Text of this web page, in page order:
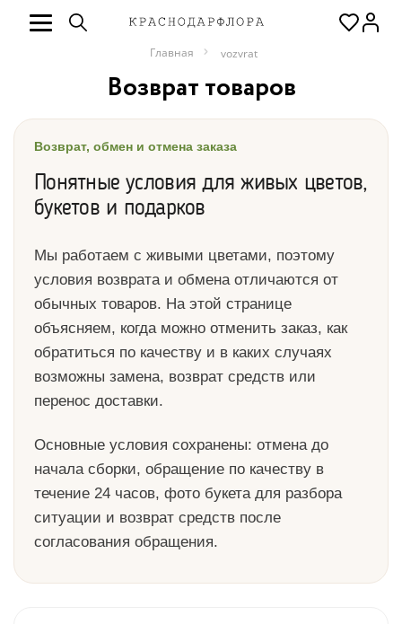
Главная vozvrat
Возврат товаров
Возврат, обмен и отмена заказа
Понятные условия для живых цветов,
букетов и подарков
Мы работаем с живыми цветами, поэтому
условия возврата и обмена отличаются от
обычных товаров. На этой странице
объясняем, когда можно отменить заказ, как
обратиться по качеству и в каких случаях
возможны замена, возврат средств или
перенос доставки.
Основные условия сохранены: отмена до
начала сборки, обращение по качеству в
течение 24 часов, фото букета для разбора
ситуации и возврат средств после
согласования обращения.